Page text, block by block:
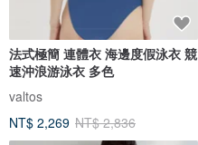
法式極簡 連體衣 海邊度假泳衣 競
速沖浪游泳衣 多色
valtos
NT$ 2,269 NT$ 2,836